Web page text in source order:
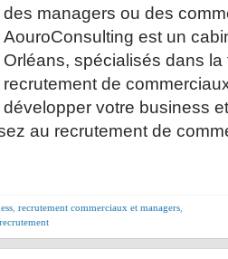
des managers ou des
AouroConsulting est un
Orléans, spécialisés dans la
recrutement de
développer votre business
au recrutement de
recrutement commerciaux et managers